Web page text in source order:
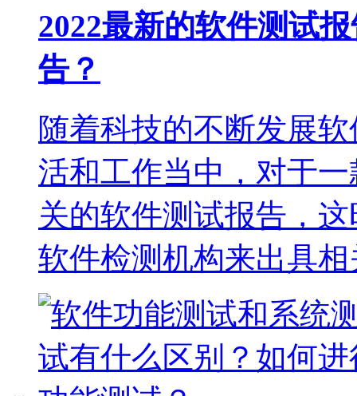
2022最新的软件测试
告？
随着科技的不断发展
活和工作当中，对于
关的软件测试报告，
软件检测机构来出具